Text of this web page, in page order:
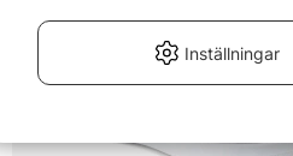
Inställningar